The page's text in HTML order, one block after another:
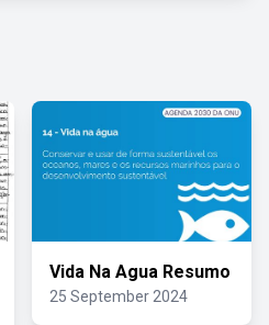
Vida Na Agua Resumo
25 September 2024